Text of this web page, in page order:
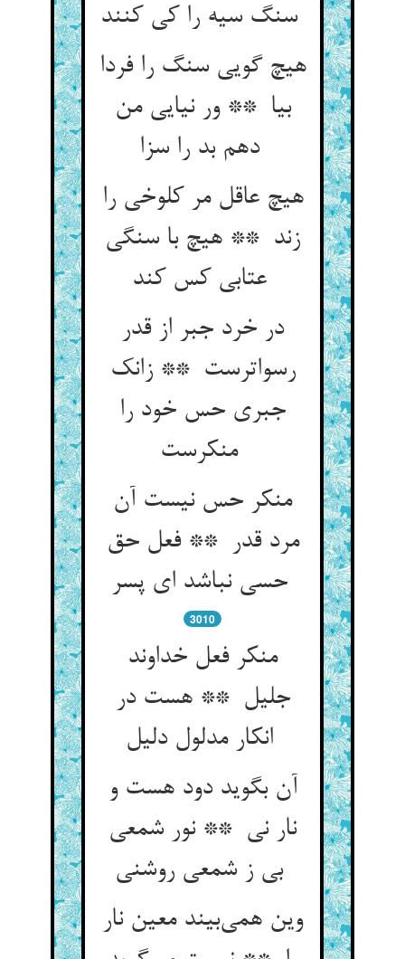
سنگ سیه را کی کنند
هیچ گویی سنگ را فردا
بیا ** ور نیایی من
دهم بد را سزا
هیچ عاقل مر کلوخی را
زند ** هیچ با سنگی
عتابی کس کند
در خرد جبر از قدر
رسواترست ** زانک
جبری حس خود را
منکرست
منکر حس نیست آن
مرد قدر ** فعل حق
حسی نباشد ای پسر
3010
منکر فعل خداوند
جلیل ** هست در
انکار مدلول دلیل
آن بگوید دود هست و
نار نی ** نور شمعی
بی ز شمعی روشنی
وین همی‌بیند معین نار